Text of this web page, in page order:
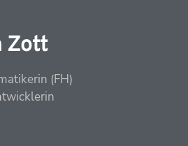
Zott
(FH)